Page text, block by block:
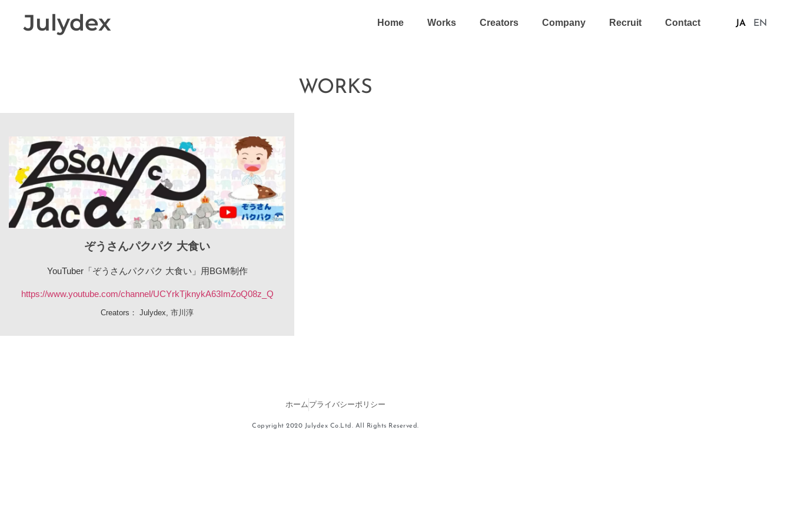
Julydex Home Works Creators Company Recruit Contact JA EN
WORKS
ぞうさんパクパク 大食い
YouTuber「ぞうさんパクパク 大食い」用BGM制作
https://www.youtube.com/channel/UCYrkTjknykA63ImZoQ08z_Q
Creators： Julydex, 市川淳
ホーム プライバシーポリシー
Copyright 2020 Julydex Co.Ltd. All Rights Reserved.